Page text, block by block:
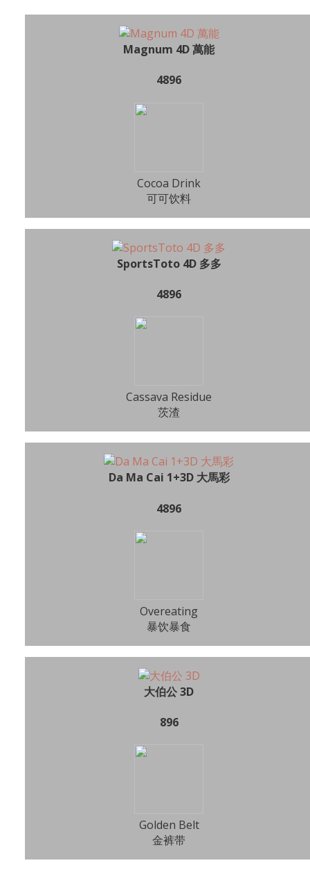
Magnum 4D 萬能
4896
Cocoa Drink
可可饮料
SportsToto 4D 多多
4896
Cassava Residue
茨渣
Da Ma Cai 1+3D 大馬彩
4896
Overeating
暴饮暴食
大伯公 3D
896
Golden Belt
金裤带